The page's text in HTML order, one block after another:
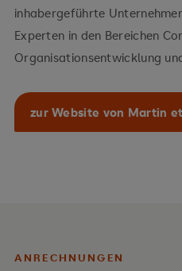
inhabergeführte
Experten in den Bereichen
Organisationsentwicklung
zur Website von Martin
ANRECHNUNGEN